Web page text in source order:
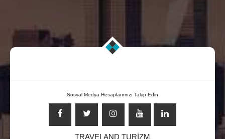
7/24 ONLİNE ÇAĞRI MERKEZİ
Sosyal Medya Hesaplarımızı Takip Edin
TRAVELAND TURİZM